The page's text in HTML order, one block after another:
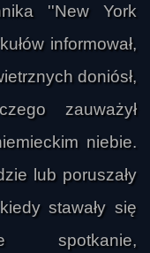
''New York
informował,
doniósł,
zauważył
niebie.
lub poruszały
stawały się
spotkanie,